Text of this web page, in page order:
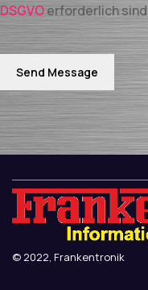
DSGVOerforderlich
Send Message
© 2022, Frankentronik